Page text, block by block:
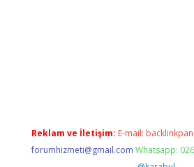
Reklam ve İletişim: E-mail:
forumhizmeti@gmail.com Whatsapp: